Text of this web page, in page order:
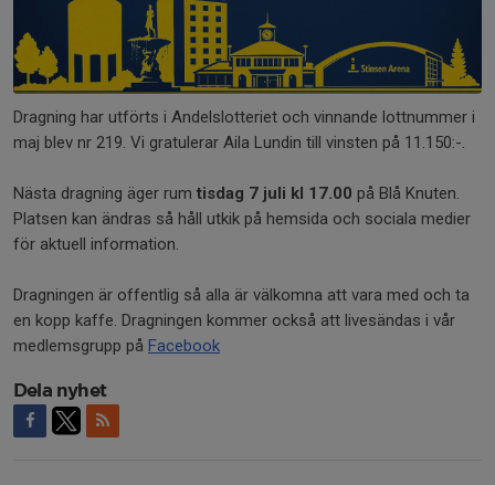
Dragning har utförts i Andelslotteriet och vinnande lottnummer i
maj blev nr 219. Vi gratulerar Aila Lundin till vinsten på 11.150:-.
Nästa dragning äger rum tisdag 7 juli kl 17.00 på Blå Knuten.
Platsen kan ändras så håll utkik på hemsida och sociala medier
för aktuell information.
Dragningen är offentlig så alla är välkomna att vara med och ta
en kopp kaffe. Dragningen kommer också att livesändas i vår
medlemsgrupp på Facebook
Dela nyhet